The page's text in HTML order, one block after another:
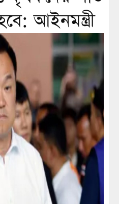
আইনমন্ত্রী